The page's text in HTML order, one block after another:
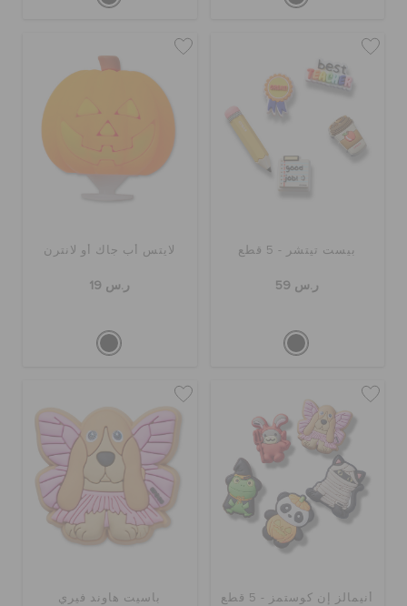
بيست تيتشر - 5 قطع
ر.س 59
لايتس أب جاك أو لانترن
ر.س 19
أنيمالز إن كوستمز - 5 قطع باسيت هاوند فيري